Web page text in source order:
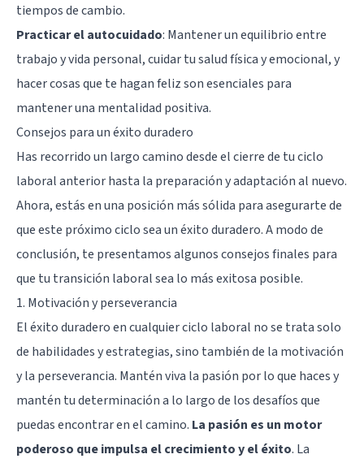
tiempos de cambio.
Practicar el autocuidado: Mantener un equilibrio entre
trabajo y vida personal, cuidar tu salud física y emocional, y
hacer cosas que te hagan feliz son esenciales para
mantener una mentalidad positiva.
Consejos para un éxito duradero
Has recorrido un largo camino desde el cierre de tu ciclo
laboral anterior hasta la preparación y adaptación al nuevo.
Ahora, estás en una posición más sólida para asegurarte de
que este próximo ciclo sea un éxito duradero. A modo de
conclusión, te presentamos algunos consejos finales para
que tu transición laboral sea lo más exitosa posible.
1. Motivación y perseverancia
El éxito duradero en cualquier ciclo laboral no se trata solo
de habilidades y estrategias, sino también de la motivación
y la perseverancia. Mantén viva la pasión por lo que haces y
mantén tu determinación a lo largo de los desafíos que
puedas encontrar en el camino. La pasión es un motor
poderoso que impulsa el crecimiento y el éxito. La